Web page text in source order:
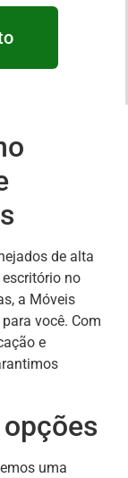
de alta
no
a Móveis
você. Com
e
uma